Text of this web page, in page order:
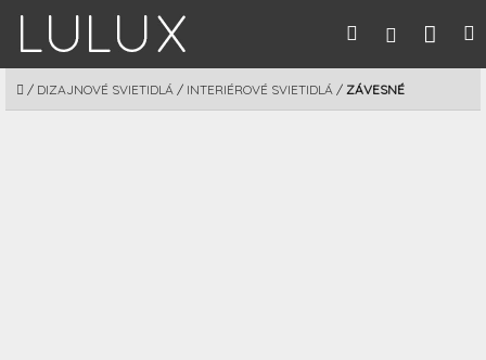
obsah
Hľadať
DOMOV
/ DIZAJNOVÉ SVIETIDLÁ / INTERIÉROVÉ SVIETIDLÁ / ZÁVESNÉ